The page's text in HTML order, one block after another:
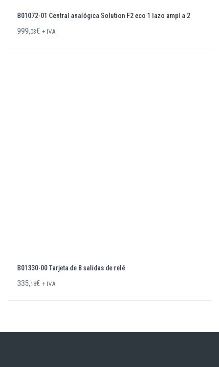
B01072-01 Central analógica Solution F2 eco 1 lazo ampl a 2
999,03€ + IVA
B01330-00 Tarjeta de 8 salidas de relé
335,18€ + IVA